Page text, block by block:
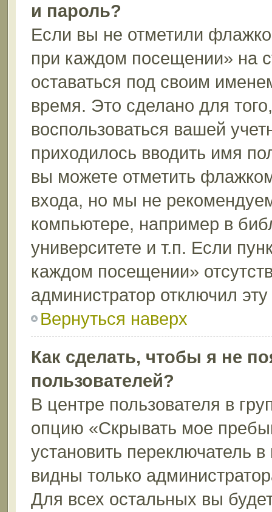
и пароль?
Если вы не отметили
при каждом посещении» на
оставаться под своим
время. Это сделано для
воспользоваться вашей
приходилось вводить имя
вы можете отметить
входа, но мы не
компьютере, например в
университете и т.п. Если
каждом посещении»
администратор отключил
Вернуться наверх
Как сделать, чтобы я не
пользователей?
В центре пользователя в
опцию «Скрывать мое
установить переключатель
видны только
Для всех остальных вы